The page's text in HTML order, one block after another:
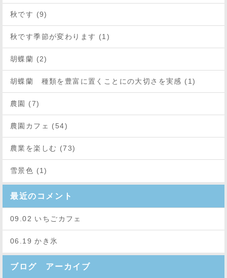
秋です (9)
秋です季節が変わります (1)
胡蝶蘭 (2)
胡蝶蘭 種類を豊富に置くことにの大切さを実感 (1)
農園 (7)
農園カフェ (54)
農業を楽しむ (73)
雪景色 (1)
最近のコメント
09.02 いちごカフェ
06.19 かき氷
ブログ アーカイブ